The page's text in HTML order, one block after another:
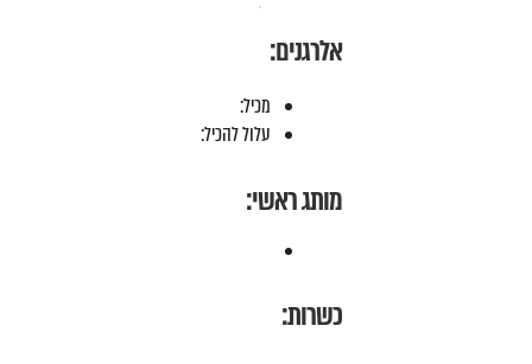
אלרגנים:
מכיל:
עלול להכיל:
מותג ראשי:
כשרות: